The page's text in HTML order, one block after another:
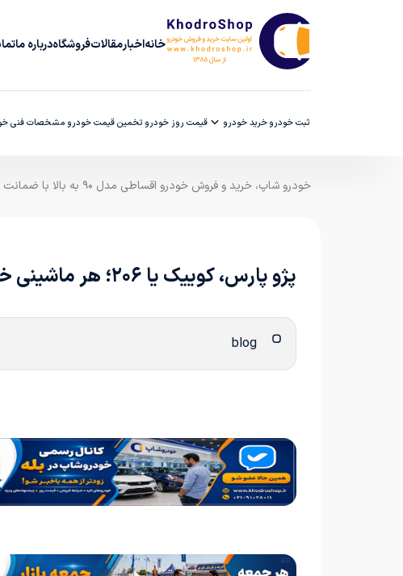
خانهاخبارمقالاتفروشگاهدرباره‌ ما
ثبت خودروخرید خودرو قیمت روز خودرو تخمین قیمت خودرو مشخصات فنی
خودرو شاپ، خرید و فروش خودرو اقساطی مدل ۹۰ به بالا با ضمانت کارشناسی
پژو پارس، کوییک یا ۲۰۶؛ هر ماشینی خواستی اقساطی و بدون ضامن ببر